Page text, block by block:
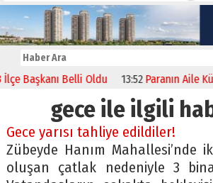
Belli Oldu 13:52 Paranın Aile
gece ile ilgili
Gece yarısı tahliye edildiler!
Zübeyde Hanım Mahallesi’nde
oluşan çatlak nedeniyle 3